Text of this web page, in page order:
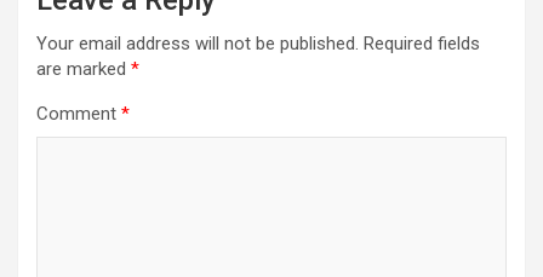
Your email address will not be published. Required fields
are marked *
Comment *